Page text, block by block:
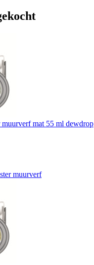
mat 55 ml dewdrop
muurverf